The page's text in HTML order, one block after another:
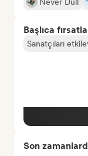
Başlıca
Sanatçıları
Son